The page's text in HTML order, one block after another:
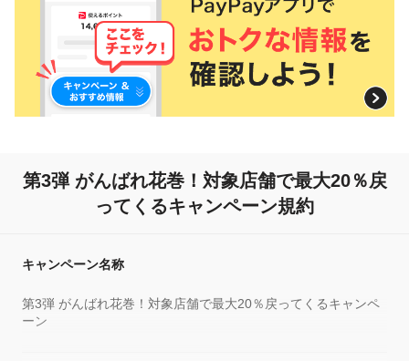
第3弾 がんばれ花巻！ 対象店舗で最大20％戻
ってくるキャンペーン規約
キャンペーン名称
第3弾 がんばれ花巻！対象店舗で最大20％戻ってくるキャンペ
ーン